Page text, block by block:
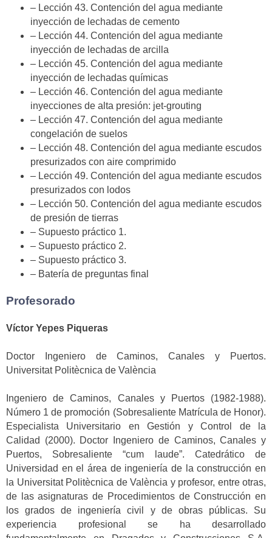
– Lección 43. Contención del agua mediante
inyección de lechadas de cemento
– Lección 44. Contención del agua mediante
inyección de lechadas de arcilla
– Lección 45. Contención del agua mediante
inyección de lechadas químicas
– Lección 46. Contención del agua mediante
inyecciones de alta presión: jet-grouting
– Lección 47. Contención del agua mediante
congelación de suelos
– Lección 48. Contención del agua mediante escudos
presurizados con aire comprimido
– Lección 49. Contención del agua mediante escudos
presurizados con lodos
– Lección 50. Contención del agua mediante escudos
de presión de tierras
– Supuesto práctico 1.
– Supuesto práctico 2.
– Supuesto práctico 3.
– Batería de preguntas final
Profesorado
Víctor Yepes Piqueras
Doctor Ingeniero de Caminos, Canales y Puertos.
Universitat Politècnica de València
Ingeniero de Caminos, Canales y Puertos (1982-1988).
Número 1 de promoción (Sobresaliente Matrícula de Honor).
Especialista Universitario en Gestión y Control de la
Calidad (2000). Doctor Ingeniero de Caminos, Canales y
Puertos, Sobresaliente “cum laude”. Catedrático de
Universidad en el área de ingeniería de la construcción en
la Universitat Politècnica de València y profesor, entre otras,
de las asignaturas de Procedimientos de Construcción en
los grados de ingeniería civil y de obras públicas. Su
experiencia profesional se ha desarrollado